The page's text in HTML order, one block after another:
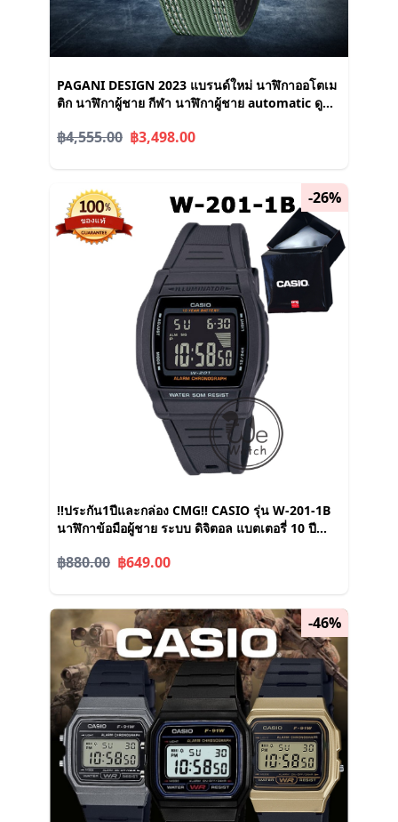
PAGANI DESIGN 2023 แบรนด์ใหม่ นาฬิกาออโตเม
ติก นาฬิกาผู้ชาย กีฬา นาฬิกาผู้ชาย automatic ดู
฿4,555.00 ฿3,498.00
-26%
!!ประกัน1ปีและกล่อง CMG!! CASIO รุ่น W-201-1B
นาฬิกาข้อมือผู้ชาย ระบบ ดิจิตอล แบตเตอรี่ 10 ปี
฿880.00 ฿649.00
-46%